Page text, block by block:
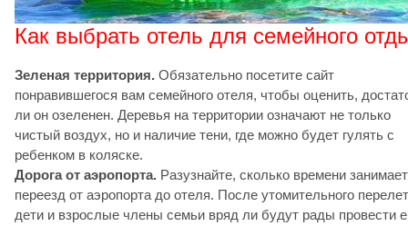
Как выбрать отель для семейного
Зеленая территория. Обязательно посетите сайт
понравившегося вам семейного отеля, чтобы оценить,
ли он озеленен. Деревья на территории означают не только
чистый воздух, но и наличие тени, где можно будет гулять с
ребенком в коляске.
Дорога от аэропорта. Разузнайте, сколько времени занимает
переезд от аэропорта до отеля. После утомительного
дети и взрослые члены семьи вряд ли будут рады провести